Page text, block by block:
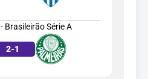
Série A
2-1